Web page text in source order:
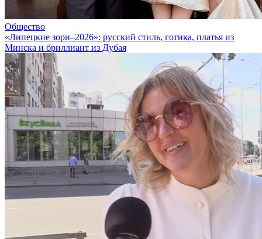
Общество
«Липецкие зори–2026»: русский стиль, готика, платья из
Минска и бриллиант из Дубая